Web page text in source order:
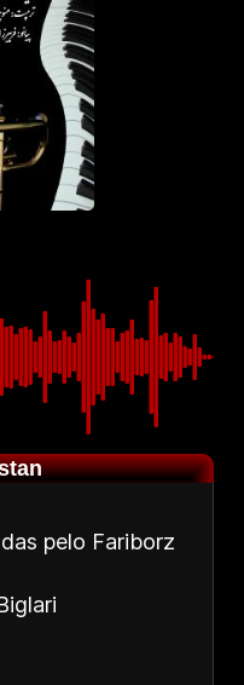
pelo Fariborz